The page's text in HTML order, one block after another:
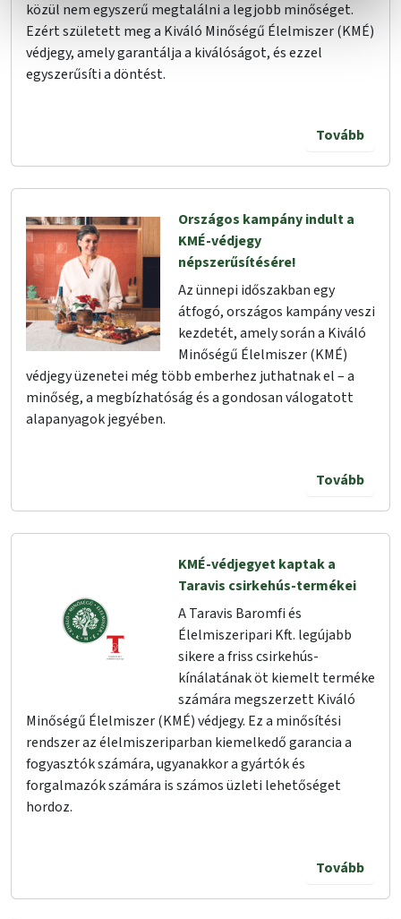
közül nem egyszerű megtalálni a legjobb minőséget.
Ezért született meg a Kiváló Minőségű Élelmiszer (KMÉ)
védjegy, amely garantálja a kiválóságot, és ezzel
egyszerűsíti a döntést.
Tovább
Országos kampány indult a
KMÉ-védjegy
népszerűsítésére!
Az ünnepi időszakban egy
átfogó, országos kampány veszi
kezdetét, amely során a Kiváló
Minőségű Élelmiszer (KMÉ)
védjegy üzenetei még több emberhez juthatnak el – a
minőség, a megbízhatóság és a gondosan válogatott
alapanyagok jegyében.
Tovább
KMÉ-védjegyet kaptak a
Taravis csirkehús-termékei
A Taravis Baromfi és
Élelmiszeripari Kft. legújabb
sikere a friss csirkehús-
kínálatának öt kiemelt terméke
számára megszerzett Kiváló
Minőségű Élelmiszer (KMÉ) védjegy. Ez a minősítési
rendszer az élelmiszeriparban kiemelkedő garancia a
fogyasztók számára, ugyanakkor a gyártók és
forgalmazók számára is számos üzleti lehetőséget
hordoz.
Tovább